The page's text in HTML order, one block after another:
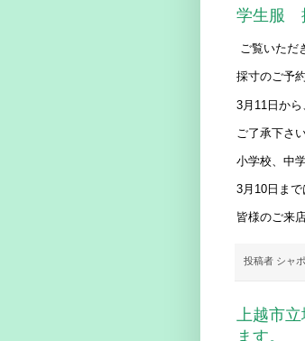
学生服
ご覧いただ
採寸のご予
3月11日か
ご了承下さい
小学校、中
3月10日まで
皆様のご来
投稿者 シャ
上越市
ます。